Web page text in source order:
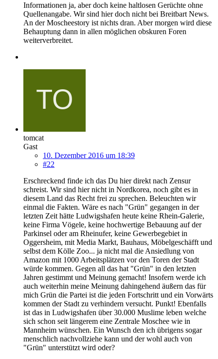
Informationen ja, aber doch keine haltlosen Gerüchte ohne
Quellenangabe. Wir sind hier doch nicht bei Breitbart News.
An der Moscheestory ist nichts dran. Aber morgen wird diese
Behauptung dann in allen möglichen obskuren Foren
weiterverbreitet.
tomcat
Gast
10. Dezember 2016 um 18:39
#22
Erschreckend finde ich das Du hier direkt nach Zensur
schreist. Wir sind hier nicht in Nordkorea, noch gibt es in
diesem Land das Recht frei zu sprechen. Beleuchten wir
einmal die Fakten. Wäre es nach "Grün" gegangen in der
letzten Zeit hätte Ludwigshafen heute keine Rhein-Galerie,
keine Firma Vögele, keine hochwertige Bebauung auf der
Parkinsel oder am Rheinufer, keine Gewerbegebiet in
Oggersheim, mit Media Markt, Bauhaus, Möbelgeschäfft und
selbst dem Kölle Zoo... ja nicht mal die Ansiedlung von
Amazon mit 1000 Arbeitsplätzen vor den Toren der Stadt
würde kommen. Gegen all das hat "Grün" in den letzten
Jahren gestimmt und Meinung gemacht! Insofern werde ich
auch weiterhin meine Meinung dahingehend äußern das für
mich Grün die Partei ist die jeden Fortschritt und ein Vorwärts
kommen der Stadt zu verhindern versucht. Punkt! Ebenfalls
ist das in Ludwigshafen über 30.000 Muslime leben welche
sich schon seit längerem eine Zentrale Moschee wie in
Mannheim wünschen. Ein Wunsch den ich übrigens sogar
menschlich nachvollziehe kann und der wohl auch von
"Grün" unterstützt wird oder?